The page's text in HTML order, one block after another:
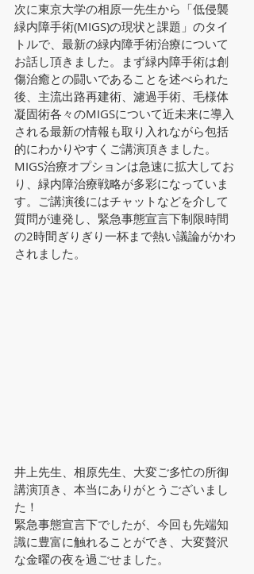
次に東京大学の相原一先生から「低侵襲
緑内障手術(MIGS)の現状と課題」のタイ
トルで、最新の緑内障手術治療について
お話し頂きました。まず緑内障手術は創
傷治癒との闘いであることを述べられた
後、主流出路再建術、濾過手術、毛様体
凝固術各々のMIGSについて近未来に導入
される最新の情報も取り入れながら包括
的にわかりやすくご講演頂きました。
MIGS治療オプションは急速に拡大してお
り、緑内障治療戦略が多彩になっていま
す。ご講演後にはチャットなどを介して
質問が連発し、緊急事態宣言下制限時間
の2時間ぎりぎり一杯まで熱い議論がかわ
されました。
井上先生、相原先生、大変ご多忙の所御
講演頂き、本当にありがとうございまし
た！
緊急事態宣言下でしたが、今回も先端知
識に豊富に触れることができ、大変贅沢
な金曜の夜を過ごせました。